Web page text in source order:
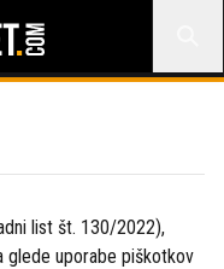
list št. 130/2022),
glede uporabe piškotkov